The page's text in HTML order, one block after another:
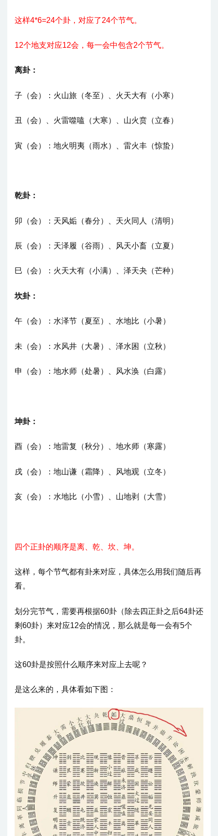
这样4*6=24个卦，对应了24个节气。
12个地支对应12会，每一会中包含2个节气。
离卦：
子（会）：火山旅（冬至）、火天大有（小寒）
丑 （会） 、火雷噬嗑（大寒）、山火贲（立春）
寅 （会） ：地火明夷（雨水）、雷火丰（惊蛰）
乾卦：
卯 （会） ：天风姤（春分）、天火同人（清明）
辰 （会） ：天泽履（谷雨）、风天小畜（立夏）
巳 （会） ：火天大有（小满）、泽天夬（芒种）
坎卦：
午 （会） ：水泽节（夏至）、水地比 （小暑）
未 （会） ：水风井 （大暑） 、泽水困 （立秋）
申 （会） ：地水师 （处暑） 、风水涣 （白露）
坤卦：
酉 （会） ：地雷复 （秋分） 、地水师 （寒露）
戌 （会） ：地山谦 （霜降） 、风地观 （立冬）
亥 （会） ：水地比 （小雪） 、山地剥 （大雪）
四个正卦的顺序是离、乾、坎、坤。
这样，每个节气都有卦来对应，具体怎么用我们随后再
看。
划分完节气，需要再根据60卦（除去四正卦之后64卦还
剩60卦）来对应12会的情况，那么就是每一会有5个
卦。
这60卦是按照什么顺序来对应上去呢？
是这么来的，具体看如下图：